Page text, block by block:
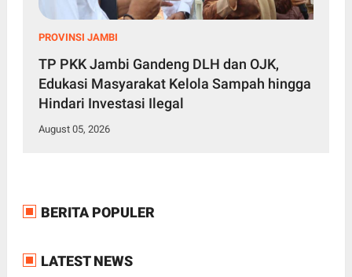
PROVINSI JAMBI
TP PKK Jambi Gandeng DLH dan OJK,
Edukasi Masyarakat Kelola Sampah hingga
Hindari Investasi Ilegal
August 05, 2026
BERITA POPULER
LATEST NEWS